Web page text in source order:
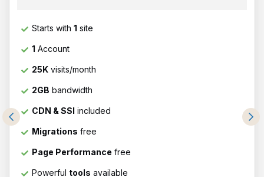
Starts with 1 site
1 Account
25K visits/month
2GB bandwidth
CDN & SSl included
Migrations free
Page Performance free
Powerful tools available